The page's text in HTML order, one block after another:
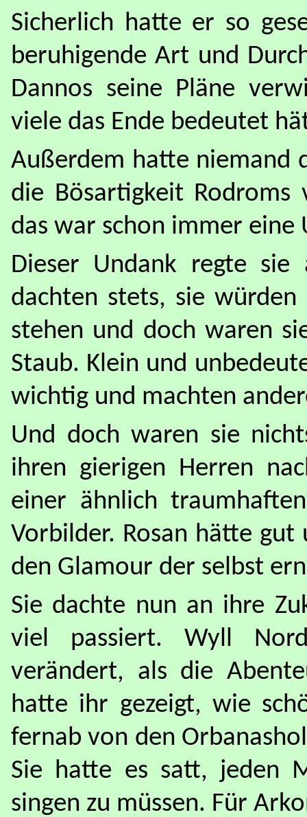
Sicherlich hatte er so
beruhigende Art und
Dannos seine Pläne
viele das Ende bedeutet
Außerdem hatte niemand
die Bösartigkeit
das war schon immer
Dieser Undank regte
dachten stets, sie
stehen und doch waren
Staub. Klein und
wichtig und machten
Und doch waren sie
ihren gierigen Herren
einer ähnlich
Vorbilder. Rosan hätte
den Glamour der selbst
Sie dachte nun an ihre
viel passiert. Wyll
verändert, als die
hatte ihr gezeigt, wie
fernab von den
Sie hatte es satt, jeden
singen zu müssen. Für